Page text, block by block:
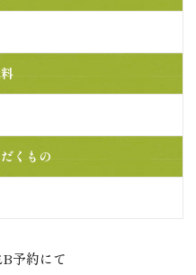
くもの
予約にて